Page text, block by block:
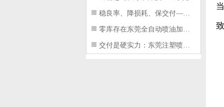
稳良率、降损耗、保交付——东莞这家U
零库存在东莞全自动喷油加工厂不可行的
交付是硬实力：东莞注塑喷油厂如何用齐